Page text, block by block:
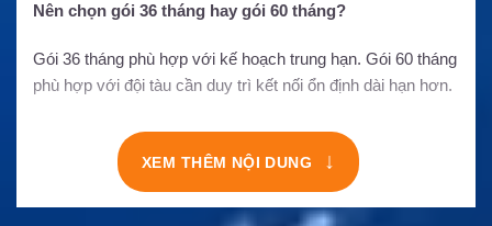
Nên chọn gói 36 tháng hay gói 60 tháng?
Gói 36 tháng phù hợp với kế hoạch trung hạn. Gói 60 tháng
phù hợp với đội tàu cần duy trì kết nối ổn định dài hạn hơn.
XEM THÊM NỘI DUNG ↓